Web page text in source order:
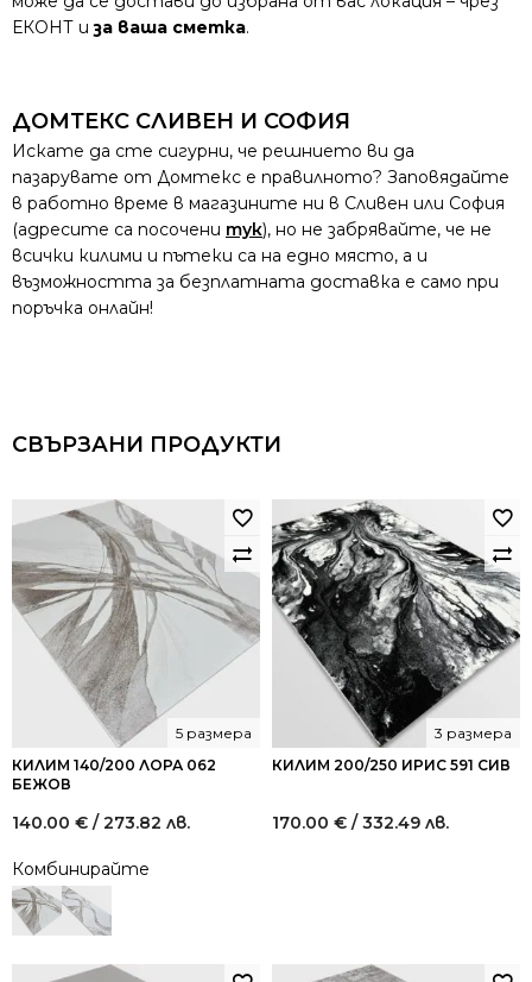
ЕКОНТ иза ваша сметка.
ДОМТЕКС СЛИВЕН И СОФИЯ
Искате да сте сигурни, че решнието ви да
пазарувате от Домтекс е правилното? Заповядайте
в работно време в магазините ни в Сливен или София
(адресите са посочени тук), но не забрявайте, че не
всички килими и пътеки са на едно място, а и
възможността за безплатната доставка е само при
поръчка онлайн!
СВЪРЗАНИ ПРОДУКТИ
КИЛИМ 140/200 ЛОРА 062
БЕЖОВ
5 размера
140.00 € / 273.82 лв.
Комбинирайте
КИЛИМ 200/250 ИРИС 591 СИВ
3 размера
170.00 € / 332.49 лв.